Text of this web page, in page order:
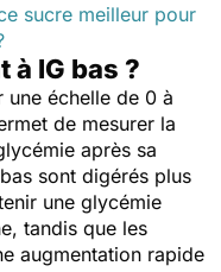
sucre meilleur pour
IG bas ?
une échelle de 0 à
de mesurer la
après sa
sont digérés plus
une glycémie
tandis que les
augmentation rapide